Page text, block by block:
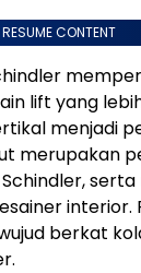
CONTENT
lift yang
menjadi
merupakan
interior.
berkat